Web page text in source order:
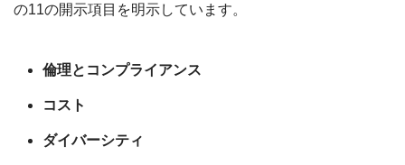
の11の開示項目を明示しています。
倫理とコンプライアンス
コスト
ダイバーシティ